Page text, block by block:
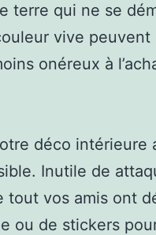
terre qui ne se
vive peuvent
onéreux à
déco intérieure
Inutile de
tout vos amis ont
ou de stickers